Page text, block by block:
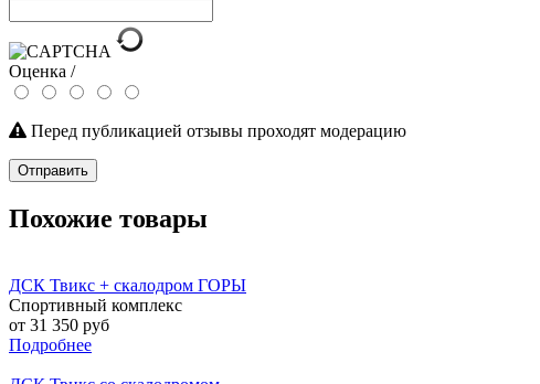
Оценка /
Перед публикацией отзывы проходят модерацию
Отправить
Похожие товары
ДСК Твикс + скалодром ГОРЫ
Спортивный комплекс
от 31 350 руб
Подробнее